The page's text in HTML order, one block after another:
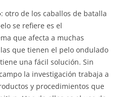
: otro de los caballos de batalla
se refiere es el
que afecta a muchas
que tienen el pelo ondulado
una fácil solución. Sin
la investigación trabaja a
y procedimientos que